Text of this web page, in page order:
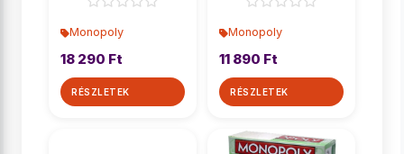
Monopoly
18 290 Ft
RÉSZLETEK
Monopoly
11 890 Ft
RÉSZLETEK